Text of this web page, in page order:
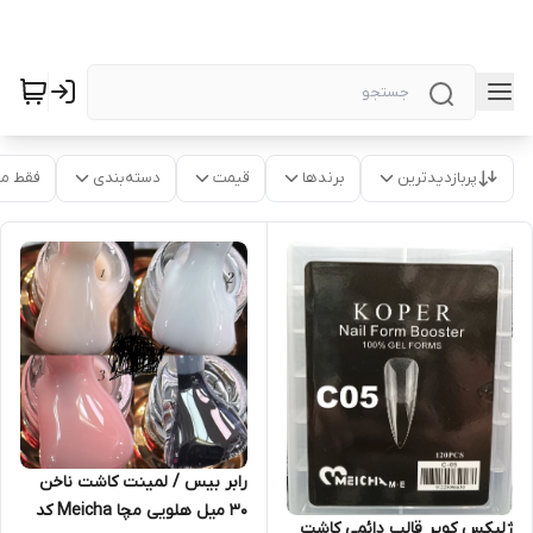
پربازدیدترین برندها قیمت دسته‌بندی فقط
رابر بیس / لمینت کاشت ناخن
30 میل هلویی مچا Meicha کد